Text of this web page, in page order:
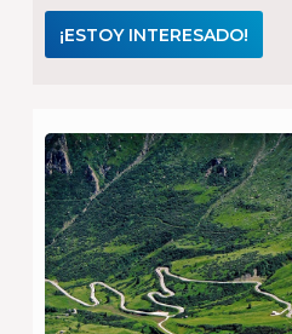
¡ESTOY INTERESADO!